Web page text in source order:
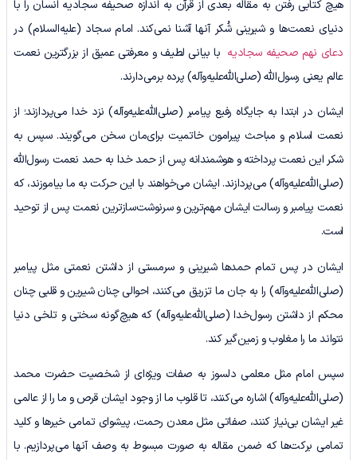
هیچ کتابی رفتن به مقاله بعدی از قرآن به اندازه صحیفه سجادیه انسان را با
دنیای نعمت‌ها و شیرینی شُکر آنها آشنا نمی‌کند. امام سجاد (علیه‌السلام) در
دعای نهم صحیفه سجادیه با بیانی لطیف و معرفتی عمیق از بزرگترین نعمت
عالم یعنی رسول‌الله (صلی‌الله‌علیه‌وآله) پرده برمی‌دارند.
ایشان در ابتدا به جایگاه رفیع پیامبر (صلی‌الله‌علیه‌وآله) نزد خدا می‌پردازند؛ از
نعمت اسلام و مباحث پیرامون خاتمیت برای‌مان سخن می‌گویند. سپس به
شکر این نعمت پرداخته و هوشمندانه پس از حمد خدا به حمد نعمت رسول‌الله
(صلی‌الله‌علیه‌وآله) می‌پردازند. ایشان می‌خواهند با این حرکت به ما بیاموزند، که
نعمت پیامبر و رسالت ایشان مهم‌ترین و سرنوشت‌سازترین نعمت پس از توحید
است.
ایشان در پس تمام حمدها شیرینی و سرمستی از داشتن نعمتی مثل پیامبر
(صلی‌الله‌علیه‌وآله) را به جان ما تزریق می‌کنند، احوالی چنان شیرین و قلبی چنان
محکم از داشتن رسول‌خدا (صلی‌الله‌علیه‌وآله) که هیچ‌گونه سختی و تلخی دنیا
نتواند ما را مغلوب و زمین‌گیر کند.
سپس امام مثل معلمی دلسوز به صفات ویژه‌ای از شخصیت حضرت محمد
(صلی‌الله‌علیه‌و‌آله) اشاره می‌کنند، تا قلوب ما از وجود ایشان قرص و ما را از عالمی
غیر ایشان بی‌نیاز کنند، صفاتی مثل معدن رحمت، پیشوای تمامی خیرها و کلید
تمامی برکت‌ها که ضمن مقاله به صورت مبسوط به وصف آنها می‌پردازیم. با